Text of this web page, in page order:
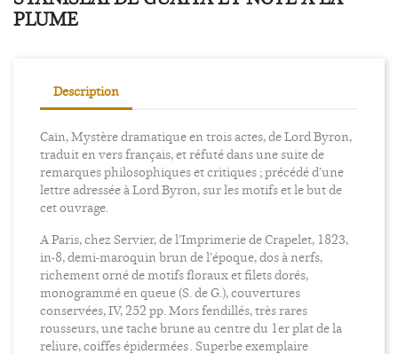
PLUME
Description
Caïn, Mystère dramatique en trois actes, de Lord Byron,
traduit en vers français, et réfuté dans une suite de
remarques philosophiques et critiques ; précédé d’une
lettre adressée à Lord Byron, sur les motifs et le but de
cet ouvrage.
A Paris, chez Servier, de l’Imprimerie de Crapelet, 1823,
in-8, demi-maroquin brun de l’époque, dos à nerfs,
richement orné de motifs floraux et filets dorés,
monogrammé en queue (S. de G.), couvertures
conservées, IV, 252 pp. Mors fendillés, très rares
rousseurs, une tache brune au centre du 1er plat de la
reliure, coiffes épidermées . Superbe exemplaire